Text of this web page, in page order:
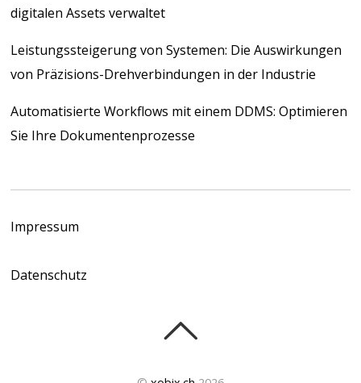
digitalen Assets verwaltet
Leistungssteigerung von Systemen: Die Auswirkungen
von Präzisions-Drehverbindungen in der Industrie
Automatisierte Workflows mit einem DDMS: Optimieren
Sie Ihre Dokumentenprozesse
Impressum
Datenschutz